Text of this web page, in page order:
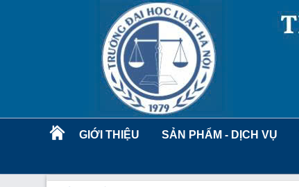
GIỚI THIỆU SẢN PHẨM - DỊCH VỤ